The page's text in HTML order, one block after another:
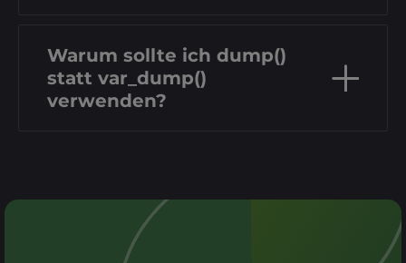
Warum sollte ich dump()
statt var_dump()
verwenden?